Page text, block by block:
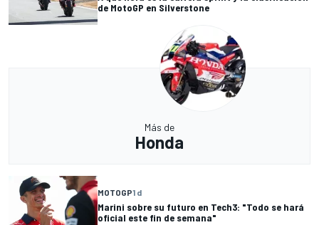
de MotoGP en Silverstone
Más de
Honda
MOTOGP1 d
Marini sobre su futuro en Tech3: "Todo se hará
oficial este fin de semana"